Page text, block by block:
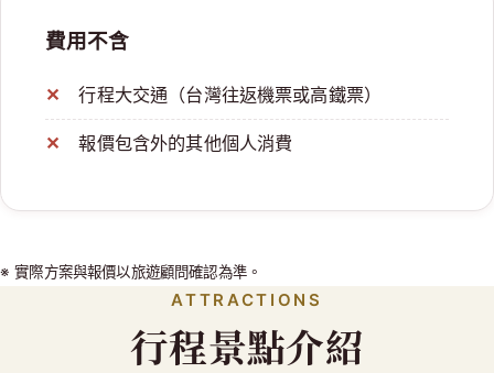
費用不含
行程大交通（台灣往返機票或高鐵票）
報價包含外的其他個人消費
※ 實際方案與報價以旅遊顧問確認為準。
ATTRACTIONS
行程景點介紹